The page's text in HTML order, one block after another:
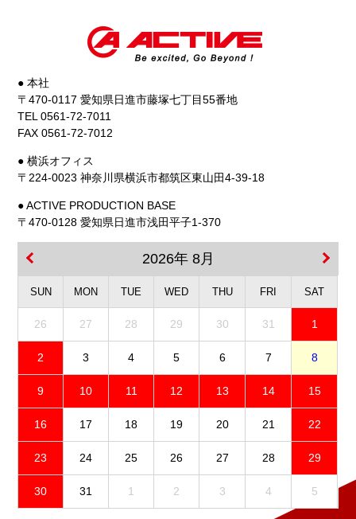
● 本社
〒470-0117 愛知県日進市藤塚七丁目55番地
TEL 0561-72-7011
FAX 0561-72-7012
● 横浜オフィス
〒224-0023 神奈川県横浜市都筑区東山田4-39-18
● ACTIVE PRODUCTION BASE
〒470-0128 愛知県日進市浅田平子1-370
2026年 8月
SUN MON TUE WED THU FRI SAT
26 27 28 29 30 31 1
2 3 4 5 6 7 8
9 10 11 12 13 14 15
16 17 18 19 20 21 22
23 24 25 26 27 28 29
30 31 1 2 3 4 5